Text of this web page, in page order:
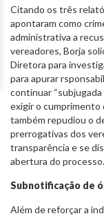
Citando os três
apontaram como
administrativa a
vereadores, Borja
Diretora para
para apurar
continuar
exigir o cumprimento
também repudiou o
prerrogativas dos
transparência e se
abertura do processo.
Subnotificação de
Além de reforçar a